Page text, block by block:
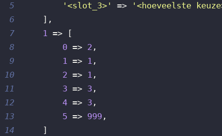
5
'<slot_3>' =>
'<hoeveelste
6
] ,
7
1 =>
[
8
0 => 2 ,
9
1 => 1 ,
10
2 => 1 ,
11
3 => 3 ,
12
4 => 3 ,
13
5 => 999 ,
14
]